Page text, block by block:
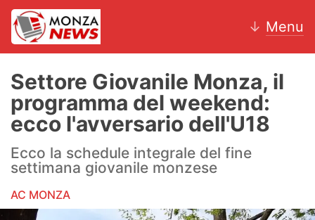
↓ Menu
News
AC Monza
Motori
Settore Giovanile Monza, il
programma del weekend:
ecco l'avversario dell'U18
Ecco la schedule integrale del fine
settimana giovanile monzese
AC MONZA